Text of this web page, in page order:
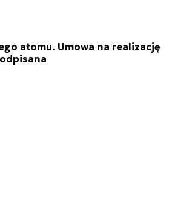
atomu. Umowa na realizację